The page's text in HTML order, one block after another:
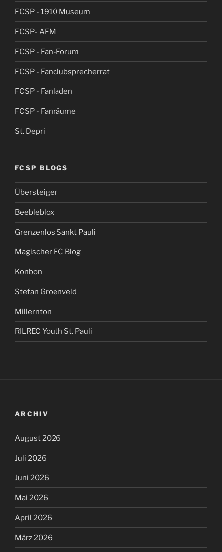
FCSP - 1910 Museum
FCSP- AFM
FCSP - Fan-Forum
FCSP - Fanclubsprecherrat
FCSP - Fanladen
FCSP - Fanräume
St. Depri
FCSP BLOGS
Übersteiger
Beebleblox
Grenzenlos Sankt Pauli
Magischer FC Blog
Konbon
Stefan Groenveld
Millernton
RILREC Youth St. Pauli
ARCHIV
August 2026
Juli 2026
Juni 2026
Mai 2026
April 2026
März 2026